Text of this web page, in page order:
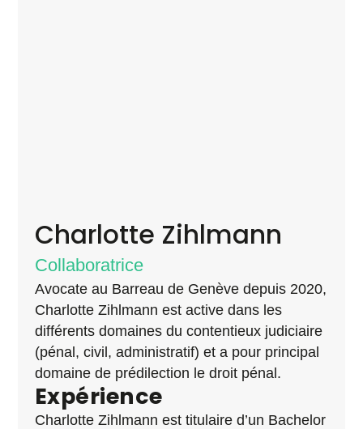
Charlotte Zihlmann
Collaboratrice
Avocate au Barreau de Genève depuis 2020,
Charlotte Zihlmann est active dans les
différents domaines du contentieux judiciaire
(pénal, civil, administratif) et a pour principal
domaine de prédilection le droit pénal.
Expérience
Charlotte Zihlmann est titulaire d’un Bachelor